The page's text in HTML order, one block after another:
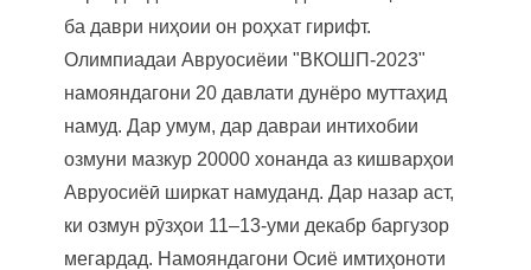
ба даври ниҳоии он роҳхат гирифт.
Олимпиадаи Авруосиёии "ВКОШП-2023"
намояндагони 20 давлати дунёро муттаҳид
намуд. Дар умум, дар давраи интихобии
озмуни мазкур 20000 хонанда аз кишварҳои
Авруосиёӣ ширкат намуданд. Дар назар аст,
ки озмун рӯзҳои 11–13-уми декабр баргузор
мегардад. Намояндагони Осиё имтиҳоноти